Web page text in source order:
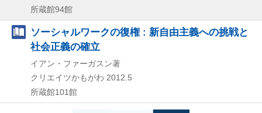
所蔵館94館
ソーシャルワークの復権 : 新自由主義への挑戦と
社会正義の確立
イアン・ファーガスン著
クリエイツかもがわ 2012.5
所蔵館101館